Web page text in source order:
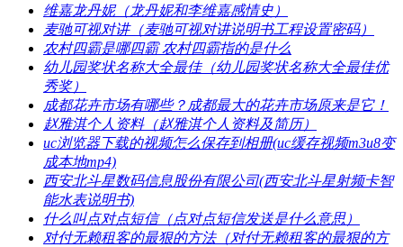
​维嘉龙丹妮（龙丹妮和李维嘉感情史）
​麦驰可视对讲（麦驰可视对讲说明书工程设置密码）
​农村四霸是哪四霸 农村四霸指的是什么
​幼儿园奖状名称大全最佳（幼儿园奖状名称大全最佳优
秀奖）
​成都花卉市场有哪些？成都最大的花卉市场原来是它！
​赵雅淇个人资料（赵雅淇个人资料及简历）
​uc浏览器下载的视频怎么保存到相册(uc缓存视频m3u8变
成本地mp4)
​西安北斗星数码信息股份有限公司(西安北斗星射频卡智
能水表说明书)
​什么叫点对点短信（点对点短信发送是什么意思）
​对付无赖租客的最狠的方法（对付无赖租客的最狠的方